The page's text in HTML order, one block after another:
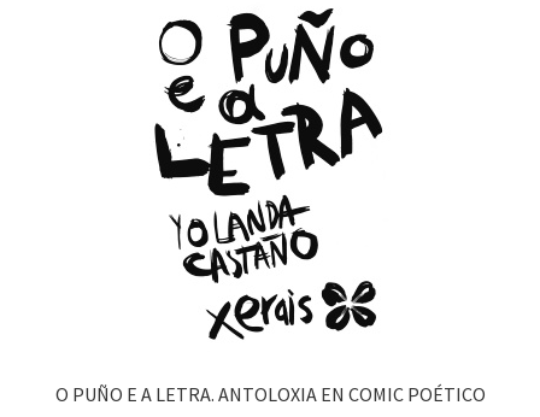
O PUÑO E A LETRA. ANTOLOXIA EN COMIC POÉTICO